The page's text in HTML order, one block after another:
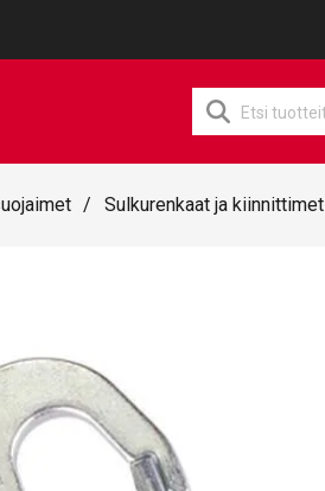
Products
search
/ Sulkurenkaat ja kiinnittimet